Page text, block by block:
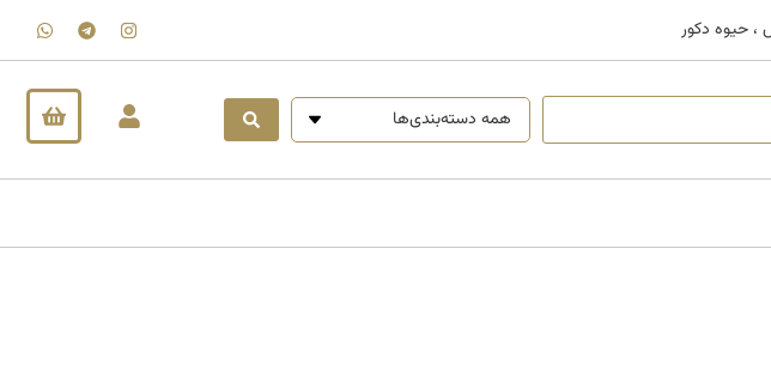
همه دسته‌بندی‌ها